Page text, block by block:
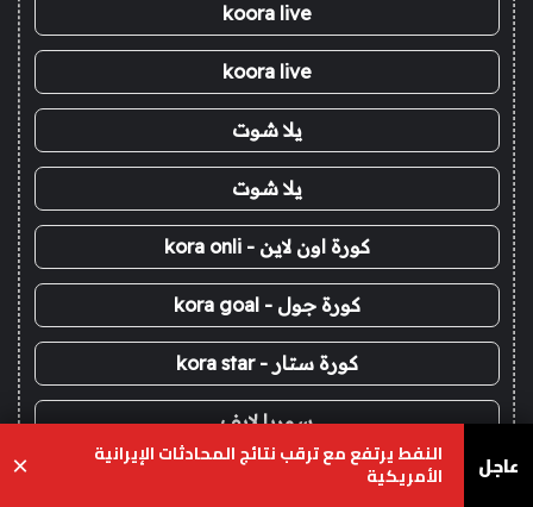
koora live
koora live
يلا شوت
يلا شوت
كورة اون لاين - kora onli
كورة جول - kora goal
كورة ستار - kora star
سوريا لايف
عاجل النفط يرتفع مع ترقب نتائج المحادثات الإيرانية
الأمريكية ×